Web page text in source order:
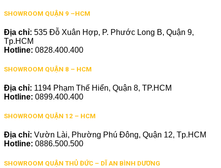
SHOWROOM QUẬN 9 –HCM
Địa chỉ: 535 Đỗ Xuân Hợp, P. Phước Long B, Quận 9,
Tp.HCM
Hotline: 0828.400.400
SHOWROOM QUẬN 8 – HCM
Địa chỉ: 1194 Phạm Thế Hiển, Quận 8, TP.HCM
Hotline: 0899.400.400
SHOWROOM QUẬN 12 – HCM
Địa chỉ: Vườn Lài, Phường Phú Đông, Quận 12, Tp.HCM
Hotline: 0886.500.500
SHOWROOM QUẬN THỦ ĐỨC – DĨ AN BÌNH DƯƠNG